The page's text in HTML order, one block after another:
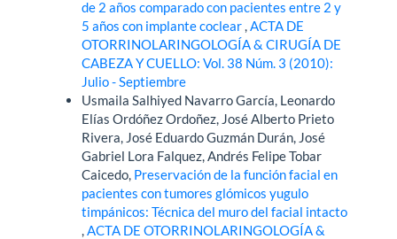
de 2 años comparado con pacientes entre 2 y
5 años con implante coclear,ACTA DE
OTORRINOLARINGOLOGÍA & CIRUGÍA DE
CABEZA Y CUELLO: Vol. 38 Núm. 3 (2010):
Julio - Septiembre
Usmaila Salhiyed Navarro García, Leonardo
Elías Ordóñez Ordoñez, José Alberto Prieto
Rivera, José Eduardo Guzmán Durán, José
Gabriel Lora Falquez, Andrés Felipe Tobar
Caicedo, Preservación de la función facial en
pacientes con tumores glómicos yugulo
timpánicos: Técnica del muro del facial intacto
,ACTA DE OTORRINOLARINGOLOGÍA &